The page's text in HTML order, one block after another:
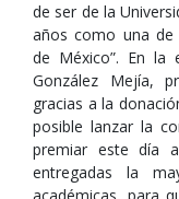
de ser de la
años como una de
de México”. En la
González Mejía,
gracias a la
posible lanzar la
premiar este día
entregadas la